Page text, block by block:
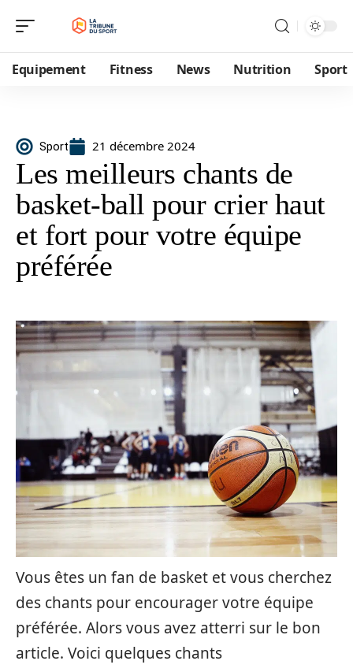
Equipement Fitness News Nutrition Sport
Sport 21 décembre 2024
Les meilleurs chants de
basket-ball pour crier haut
et fort pour votre équipe
préférée
Vous êtes un fan de basket et vous cherchez
des chants pour encourager votre équipe
préférée. Alors vous avez atterri sur le bon
article. Voici quelques chants